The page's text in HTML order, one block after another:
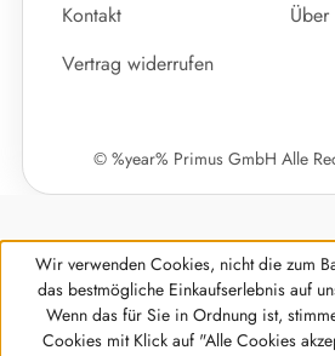
Kontakt
Über
Vertrag widerrufen
© %year% Primus GmbH Alle
Wir verwenden Cookies, nicht die zum
das bestmögliche Einkaufserlebnis auf
Wenn das für Sie in Ordnung ist,
Cookies mit Klick auf "Alle Cookies